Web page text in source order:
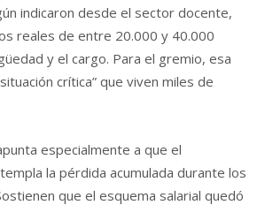
indicaron desde el sector docente,
reales de entre 20.000 y 40.000
y el cargo. Para el gremio, esa
crítica” que viven miles de
especialmente a que el
la pérdida acumulada durante los
que el esquema salarial quedó